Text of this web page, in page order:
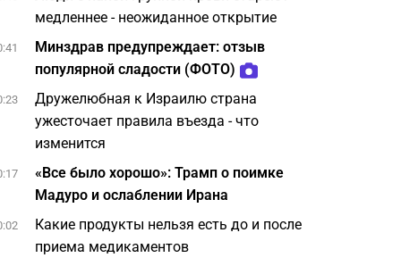
медленнее - неожиданное открытие
Минздрав предупреждает: отзыв
популярной сладости (ФОТО)
Дружелюбная к Израилю страна
ужесточает правила въезда - что
изменится
«Все было хорошо»: Трамп о поимке
Мадуро и ослаблении Ирана
Какие продукты нельзя есть до и после
приема медикаментов